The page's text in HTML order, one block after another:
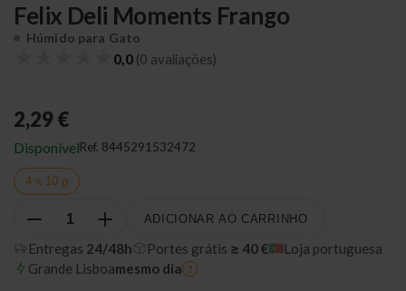
Felix Deli Moments Frango
Húmido para Gato
0,0 (0 avaliações)
2,29 €
DisponívelRef. 8445291532472
4 x 10 g
ADICIONAR AO CARRINHO
Entregas 24/48h Portes grátis ≥ 40 €
Loja portuguesa
Grande Lisboamesmo dia ?